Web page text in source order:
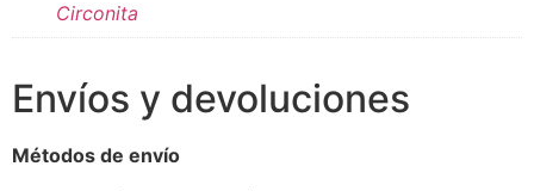
Circonita
Envíos y devoluciones
Métodos de envío